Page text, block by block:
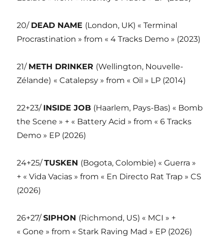
20/ DEAD NAME (London, UK) « Terminal
Procrastination » from « 4 Tracks Demo » (2023)
21/ METH DRINKER (Wellington, Nouvelle-
Zélande) « Catalepsy » from « Oil » LP (2014)
22+23/ INSIDE JOB (Haarlem, Pays-Bas) « Bomb
the Scene » + « Battery Acid » from « 6 Tracks
Demo » EP (2026)
24+25/TUSKEN (Bogota, Colombie) « Guerra »
+ « Vida Vacias » from « En Directo Rat Trap » CS
(2026)
26+27/SIPHON (Richmond, US) « MCI » +
« Gone » from « Stark Raving Mad » EP (2026)